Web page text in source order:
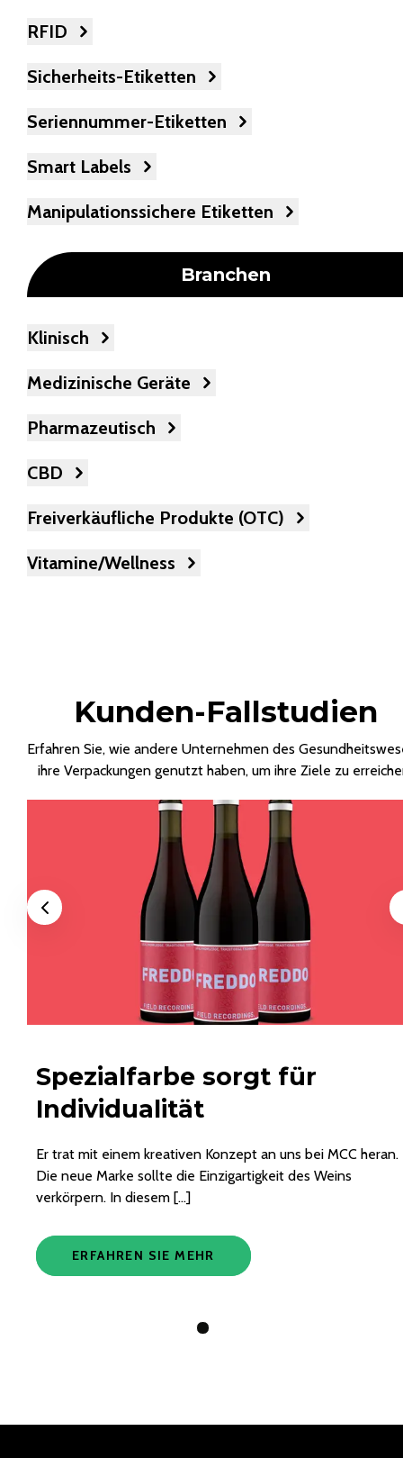
RFID
Sicherheits-Etiketten
Seriennummer-Etiketten
Smart Labels
Manipulationssichere Etiketten
Branchen
Klinisch
Medizinische Geräte
Pharmazeutisch
CBD
Freiverkäufliche Produkte (OTC)
Vitamine/Wellness
Kunden-Fallstudien
Erfahren Sie, wie andere Unternehmen des
ihre Verpackungen genutzt haben, um ihre Ziele zu
Spezialfarbe sorgt für
Individualität
Er trat mit einem kreativen Konzept an uns bei MCC heran.
Die neue Marke sollte die Einzigartigkeit des Weins
verkörpern. In diesem […]
ERFAHREN SIE MEHR
Previous
View Slide 1